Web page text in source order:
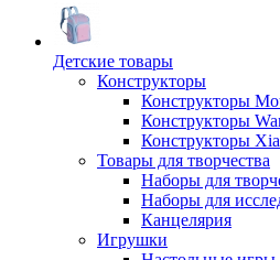
Детские товары
Конструкторы
Конструкторы
Конструкторы
Конструкторы
Товары для творчества
Наборы для
Наборы для
Канцелярия
Игрушки